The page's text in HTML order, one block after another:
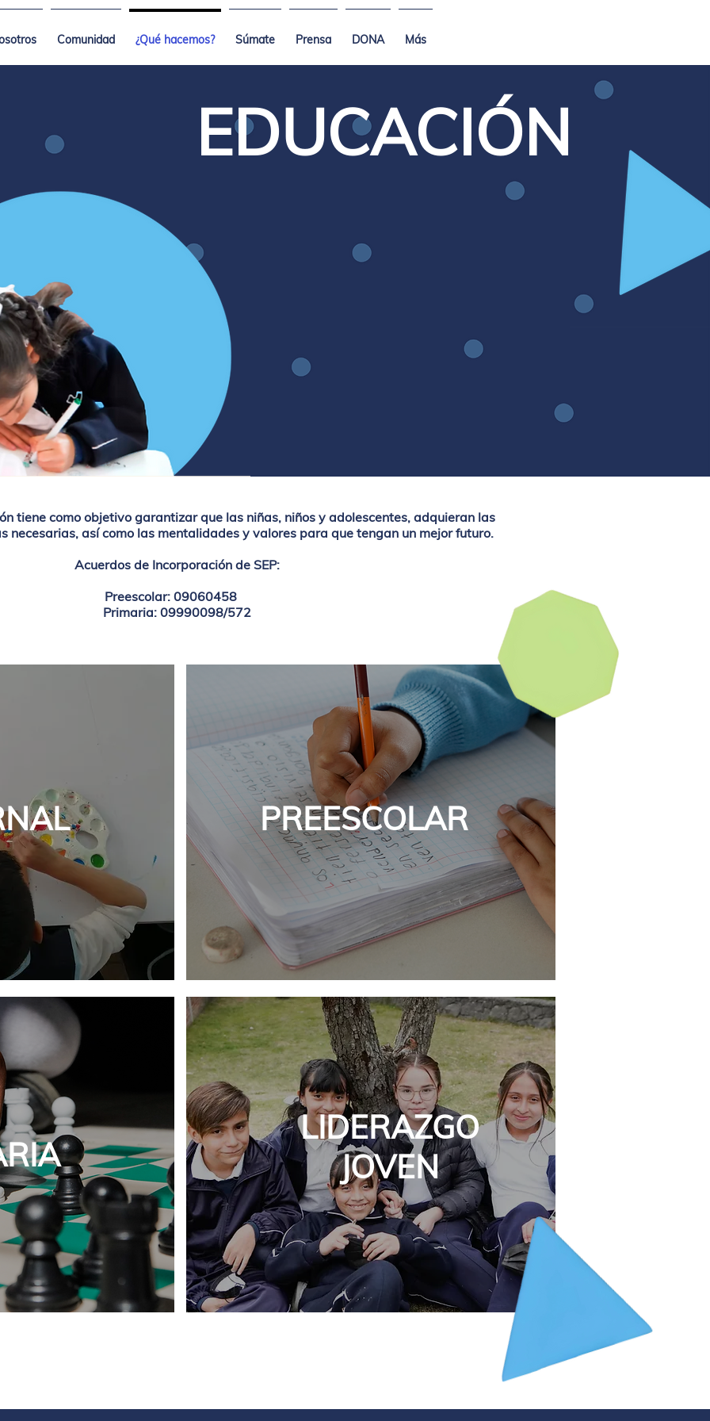
Comunidad ¿Qué hacemos? Súmate Prensa DONA Más
EDUCACIÓN
tiene como objetivo garantizar que las niñas, niños y adolescentes, adquieran las
necesarias, así como las mentalidades y valores para que tengan un mejor futuro.
Acuerdos de Incorporación de SEP:
Preescolar: 09060458
Primaria: 09990098/572
PREESCOLAR
LIDERAZGO
JOVEN